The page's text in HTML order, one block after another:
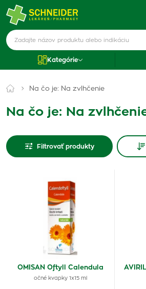
Kategórie
Na čo je: Na zvlhčenie
Na čo je: Na
Filtrovať produkty
OMISAN Oftyll Calendula
očné kvapky 1x15 ml